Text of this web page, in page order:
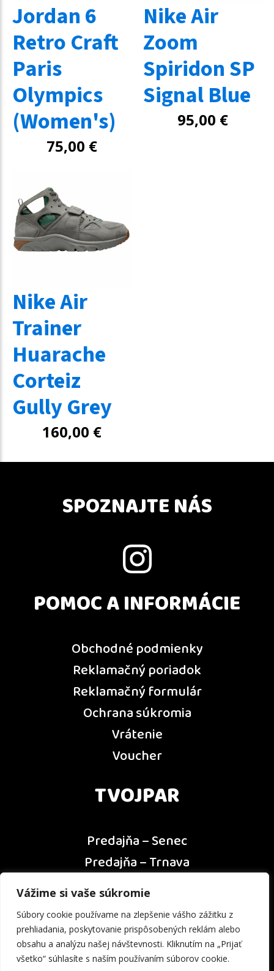
Vážime si vaše súkromie
Súbory cookie používame na zlepšenie vášho zážitku z
prehliadania, poskytovanie prispôsobených reklám alebo
obsahu a analýzu našej návštevnosti. Kliknutím na „Prijať
všetko“ súhlasíte s naším používaním súborov cookie.
Jordan 6
Retro Craft
Paris
Olympics
(Women's)
75,00 €
Nike Air
Zoom
Spiridon SP
Signal Blue
95,00 €
Nike Air
Trainer
Huarache
Corteiz
Gully Grey
160,00 €
SPOZNAJTE NÁS
POMOC A INFORMÁCIE
Obchodné podmienky
Reklamačný poriadok
Reklamačný formulár
Ochrana súkromia
Vrátenie
Voucher
TVOJPAR
Predajňa – Senec
Predajňa – Trnava
Predajňa – Dunajská Streda
Predajňa – Nitra
Kontakt